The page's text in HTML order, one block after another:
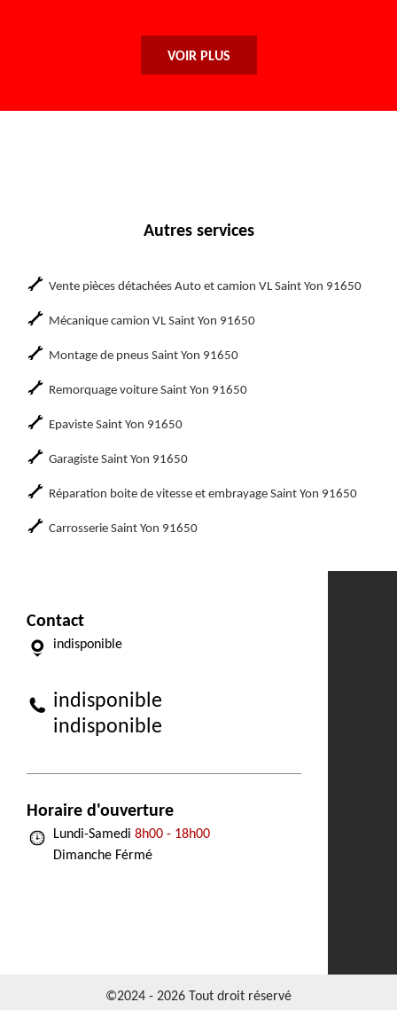
VOIR PLUS
Autres services
Vente pièces détachées Auto et camion VL Saint Yon 91650
Mécanique camion VL Saint Yon 91650
Montage de pneus Saint Yon 91650
Remorquage voiture Saint Yon 91650
Epaviste Saint Yon 91650
Garagiste Saint Yon 91650
Réparation boite de vitesse et embrayage Saint Yon 91650
Carrosserie Saint Yon 91650
Contact
indisponible
indisponible
indisponible
Horaire d'ouverture
Lundi-Samedi 8h00 - 18h00
Dimanche Férmé
©2024 - 2026 Tout droit réservé